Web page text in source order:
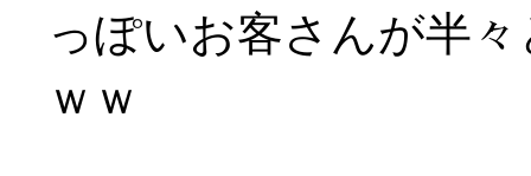
っぽいお客さんが半
ｗｗ